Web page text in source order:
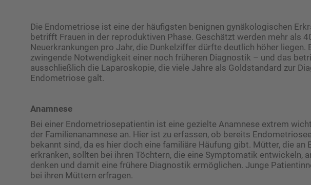
Die Endometriose ist eine der häufigsten benignen gynäkologischen
betrifft Frauen in der reproduktiven Phase. Geschätzt werden mehr als
Neuerkrankungen pro Jahr, die Dunkelziffer dürfte deutlich höher liegen.
zwingende Notwendigkeit einer noch früheren Diagnostik – und das
ausschließlich die Laparoskopie, die viele Jahre als Goldstandard zur
Endometriose galt.
Anamnese
Bei einer Endometriosepatientin ist eine gezielte Anamnese extrem
der Familienanamnese an. Hier ist zu erfassen, ob bereits
bekannt sind, da es hier doch eine familiäre Häufung gibt. Mütter, die an
erkranken, sollten bei ihren Töchtern, die eine Symptomatik entwickeln,
denken und damit eine frühere Diagnostik ermöglichen. Junge
bei ihren Müttern erfragen.